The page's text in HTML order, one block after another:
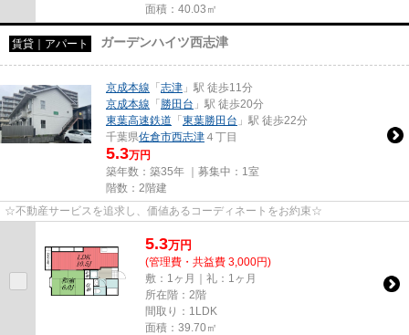
面積：40.03㎡
賃貸｜アパート ガーデンハイツ西志津
京成本線 「志津 」駅 徒歩11分
京成本線 「勝田台 」駅 徒歩20分
東葉高速鉄道 「東葉勝田台 」駅 徒歩22分
千葉県佐倉市西志津 ４丁目
5.3万円
築年数：築35年 ｜募集中： 1室
階数：2階建
☆不動産サービスを追求し、価値あるコーディネートをお約束☆
5.3万円
(管理費・共益費 3,000円)
敷：1ヶ月｜礼：1ヶ月
所在階：2階
間取り：1LDK
面積：39.70㎡